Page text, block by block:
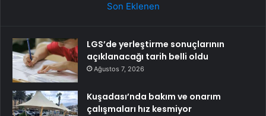
Son Eklenen
LGS’de yerleştirme sonuçlarının
açıklanacağı tarih belli oldu
Ağustos 7, 2026
Kuşadası’nda bakım ve onarım
çalışmaları hız kesmiyor